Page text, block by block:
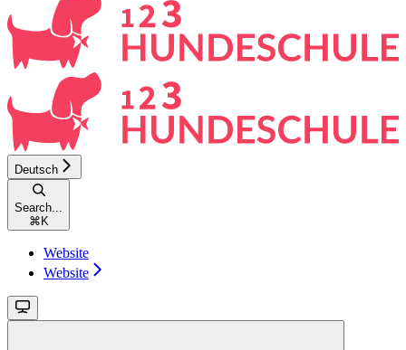
Deutsch
Search...
⌘ K
Website
Website